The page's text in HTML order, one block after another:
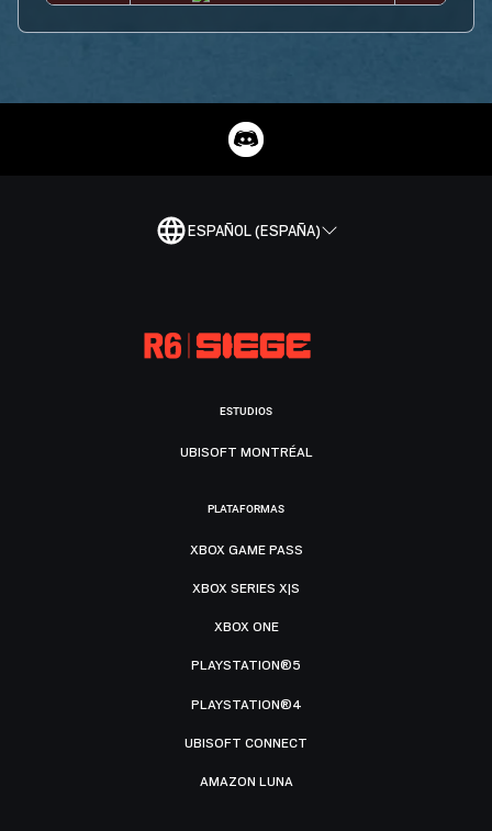
ESPAÑOL (ESPAÑA)
ESTUDIOS
UBISOFT MONTRÉAL
PLATAFORMAS
XBOX GAME PASS
XBOX SERIES X|S
XBOX ONE
PLAYSTATION®5
PLAYSTATION®4
UBISOFT CONNECT
AMAZON LUNA